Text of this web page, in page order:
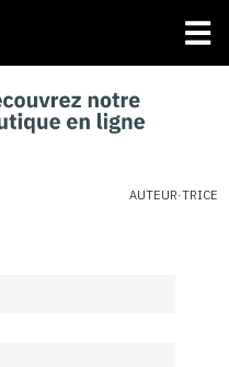
AUTEUR·TRICE